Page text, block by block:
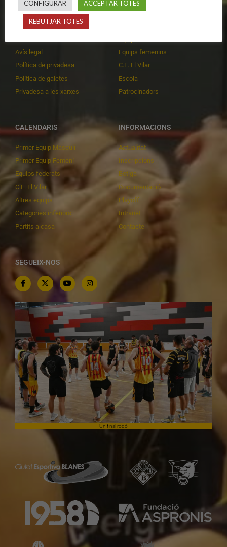
Història
Organització
Avís legal
Política de privadesa
Política de galetes
Privadesa a les xarxes
Primer equip masculí
Equips femenins
C.E. El Vilar
Escola
Patrocinadors
CALENDARIS
Primer Equip Masculí
Primer Equip Femení
Equips federats
C.E. El Vilar
Altres equips
Categories inferiors
Partits a casa
INFORMACIONS
Actualitat
Inscripcions
Botiga
Documentació
Playoff
Intranet
Contacte
SEGUEIX-NOS
Un final rodó
CONFIGURAR ACCEPTAR TOTES
REBUTJAR TOTES